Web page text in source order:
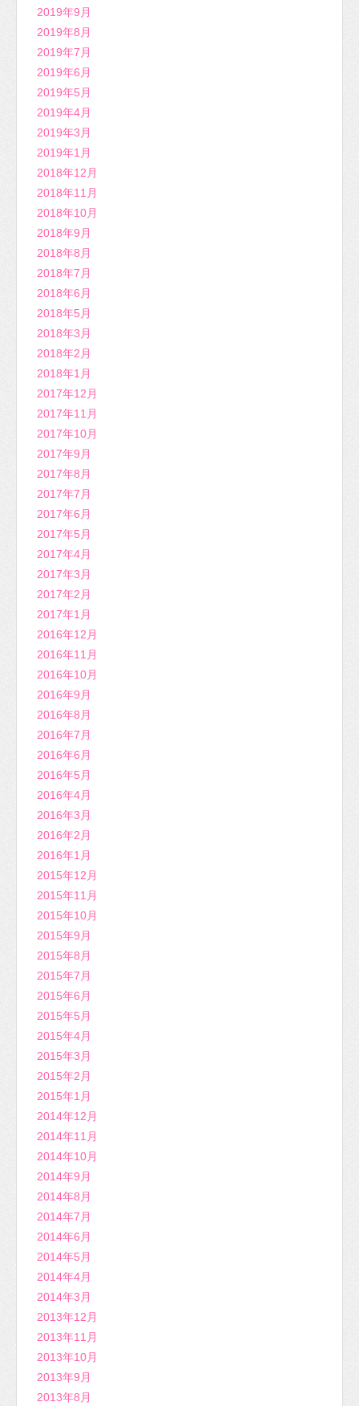
2019年9月
2019年8月
2019年7月
2019年6月
2019年5月
2019年4月
2019年3月
2019年1月
2018年12月
2018年11月
2018年10月
2018年9月
2018年8月
2018年7月
2018年6月
2018年5月
2018年3月
2018年2月
2018年1月
2017年12月
2017年11月
2017年10月
2017年9月
2017年8月
2017年7月
2017年6月
2017年5月
2017年4月
2017年3月
2017年2月
2017年1月
2016年12月
2016年11月
2016年10月
2016年9月
2016年8月
2016年7月
2016年6月
2016年5月
2016年4月
2016年3月
2016年2月
2016年1月
2015年12月
2015年11月
2015年10月
2015年9月
2015年8月
2015年7月
2015年6月
2015年5月
2015年4月
2015年3月
2015年2月
2015年1月
2014年12月
2014年11月
2014年10月
2014年9月
2014年8月
2014年7月
2014年6月
2014年5月
2014年4月
2014年3月
2013年12月
2013年11月
2013年10月
2013年9月
2013年8月